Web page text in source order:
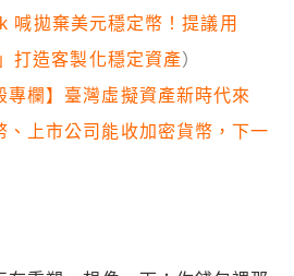
喊拋棄美元穩定幣！提議用
打造客製化穩定資產）
專欄】臺灣虛擬資產新時代來
、上市公司能收加密貨幣，下一